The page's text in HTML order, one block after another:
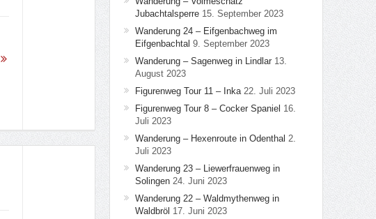
Jubachtalsperre 15. September 2023
Wanderung 24 – Eifgenbachweg im
Eifgenbachtal 9. September 2023
Wanderung – Sagenweg in Lindlar 13.
August 2023
Figurenweg Tour 11 – Inka 22. Juli 2023
Figurenweg Tour 8 – Cocker Spaniel 16.
Juli 2023
Wanderung – Hexenroute in Odenthal 2.
Juli 2023
Wanderung 23 – Liewerfrauenweg in
Solingen 24. Juni 2023
Wanderung 22 – Waldmythenweg in
Waldbröl 17. Juni 2023